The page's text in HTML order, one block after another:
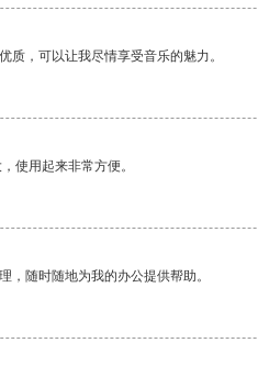
质，可以让我尽情享受音乐的魅力。
使用起来非常方便。
，随时随地为我的办公提供帮助。